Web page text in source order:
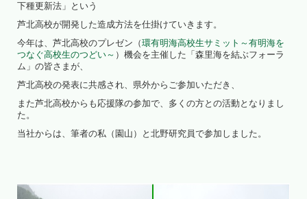
下種更新法」という
芦北高校が開発した造成方法を仕掛けていきます。
今年は、芦北高校のプレゼン（環有明海高校生サミット～有明海を
つなぐ高校生のつどい～ ）機会を主催した「森里海を結ぶフォーラ
ム」の皆さまが、
芦北高校の発表に共感され、県外からご参加いただき、
また芦北高校からも応援隊の参加で、多くの方との活動となりまし
た。
当社からは、筆者の私（園山）と北野研究員で参加しました。